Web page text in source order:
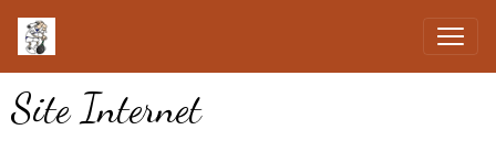
Site Internet